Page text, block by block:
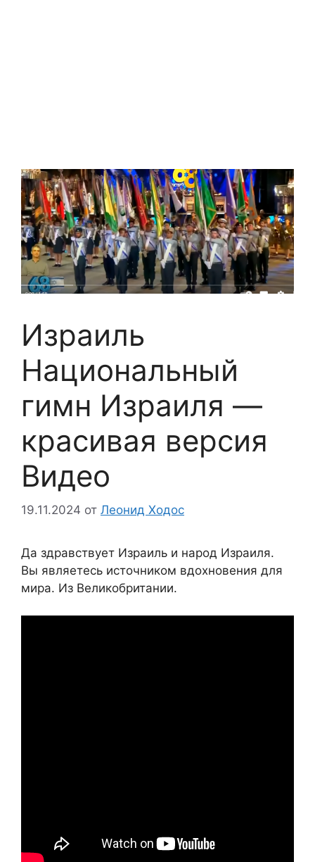
Израиль
Национальный
гимн Израиля —
красивая версия
Видео
19.11.2024 от Леонид Ходос
Да здравствует Израиль и народ Израиля.
Вы являетесь источником вдохновения для
мира. Из Великобритании.